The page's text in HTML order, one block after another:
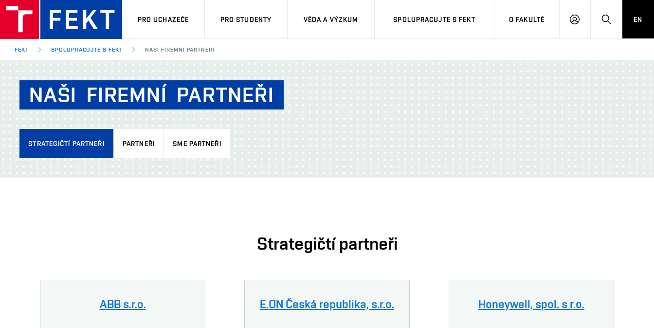
PRO UCHAZEČE PRO STUDENTY VĚDA A VÝZKUM SPOLUPRACUJTE S FEKT O FAKULTĚ
PŘIHLÁSITHLEDAT
EN
FEKT SPOLUPRACUJTE S FEKT NAŠI FIREMNÍ PARTNEŘI
NAŠI FIREMNÍ PARTNEŘI
STRATEGIČTÍ PARTNEŘI PARTNEŘI SME PARTNEŘI
Strategičtí partneři
ABB s.r.o. E.ON Česká republika, s.r.o. Honeywell, spol. s r.o.